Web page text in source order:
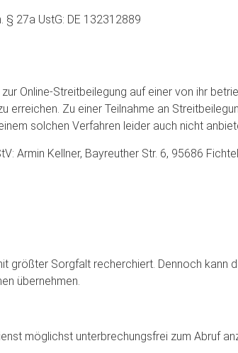
27a UstG: DE 132312889
Online-Streitbeilegung auf einer von ihr
erreichen. Zu einer Teilnahme an
solchen Verfahren leider auch nicht
Armin Kellner, Bayreuther Str. 6, 95686
größter Sorgfalt recherchiert. Dennoch kann
übernehmen.
möglichst unterbrechungsfrei zum Abruf